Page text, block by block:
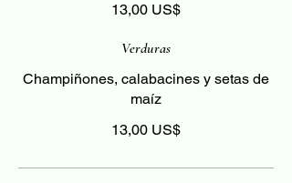
13,00 US$
Verduras
Champiñones, calabacines y setas de
maíz
13,00 US$